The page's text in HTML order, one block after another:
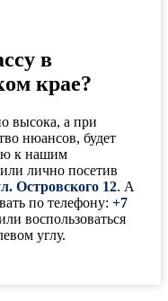
в
крае?
высока, а при
нюансов, будет
к нашим
лично посетив
Островского 12. А
по телефону: +7
воспользоваться
углу.